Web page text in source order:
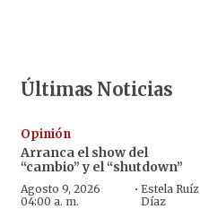
Últimas Noticias
Opinión
Arranca el show del
“cambio” y el “shutdown”
Agosto 9, 2026
04:00 a. m.
·Estela Ruíz
Díaz